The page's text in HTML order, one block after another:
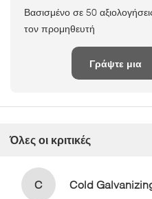
Βασισμένο σε 50
τον προμηθευτή
Γράψτε μια
Όλες οι κριτικές
C